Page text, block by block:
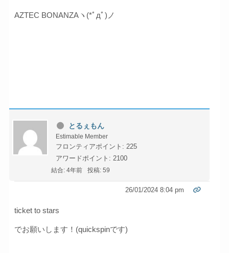
AZTEC BONANZAヽ(*ﾟдﾟ)ノ
とるぇもん
Estimable Member
フロンティアポイント: 225
アワードポイント: 2100
結合: 4年前 投稿: 59
26/01/2024 8:04 pm
ticket to stars
でお願いします！(quickspinです)